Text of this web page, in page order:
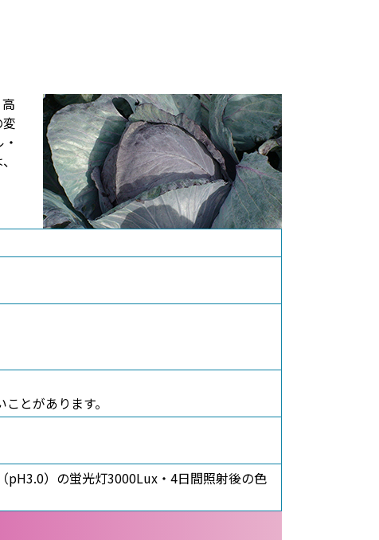
とがあります。
pH3.0）の蛍光灯3000Lux・4日間照射後の色